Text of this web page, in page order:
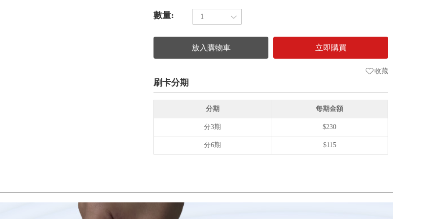
數量:
放入購物車 立即購買
收藏
刷卡分期
分期 每期金額
分3期 $230
分6期 $115